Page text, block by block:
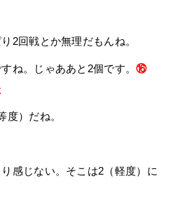
2回戦とか無理だもんね。
すね。じゃああと2個です。⑯
度）だね。
り感じない。そこは2（軽度）に